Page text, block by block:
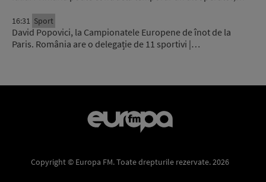
16:31 Sport
David Popovici, la Campionatele Europene de înot de la
Paris. România are o delegație de 11 sportivi |…
Copyright © Europa FM. Toate drepturile rezervate. 2026